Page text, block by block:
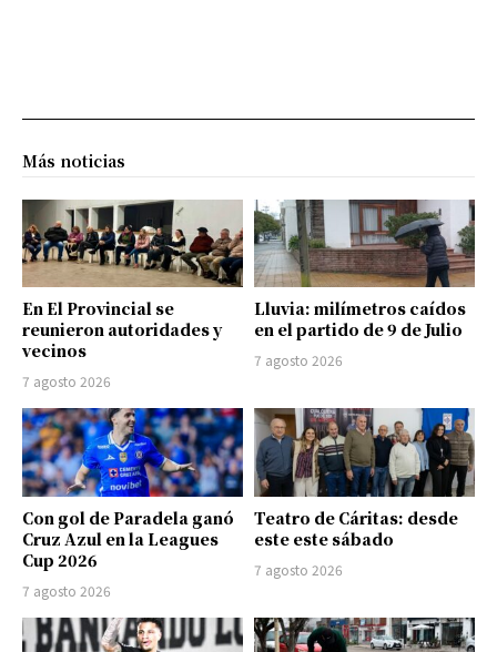
Más noticias
En El Provincial se
reunieron autoridades y
vecinos
7 agosto 2026
Lluvia: milímetros caídos
en el partido de 9 de Julio
7 agosto 2026
Con gol de Paradela ganó
Cruz Azul en la Leagues
Cup 2026
7 agosto 2026
Teatro de Cáritas: desde
este este sábado
7 agosto 2026